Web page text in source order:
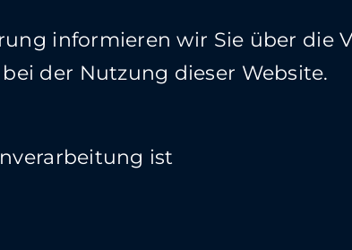
informieren wir Sie über die
der Nutzung dieser Website.
ist